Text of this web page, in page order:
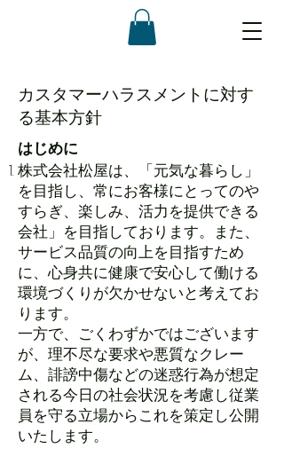
​カスタマーハラスメントに対す
る基本方針
はじめに
株式会社松屋は、「元気な暮らし」
を目指し、常にお客様にとってのや
すらぎ、楽しみ、活力を提供できる
会社」を目指しております。また、
サービス品質の向上を目指すため
に、心身共に健康で安心して働ける
環境づくりが欠かせないと考えてお
ります。
一方で、ごくわずかではございます
が、理不尽な要求や悪質なクレー
ム、誹謗中傷などの迷惑行為が想定
される今日の社会状況を考慮し従業
員を守る立場からこれを策定し公開
いたします。